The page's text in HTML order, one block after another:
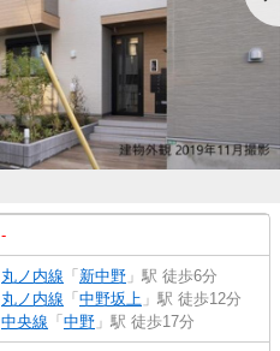
-
丸ノ内線 「 新中野 」駅 徒歩6分
丸ノ内線 「 中野坂上 」駅 徒歩12分
中央線 「 中野 」駅 徒歩17分